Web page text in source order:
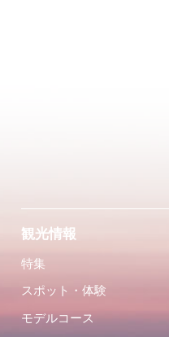
観光情報
特集
スポット・体験
モデルコース